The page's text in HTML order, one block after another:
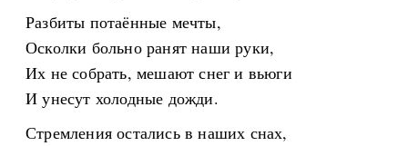
Разбиты потаённые мечты,
Осколки больно ранят наши руки,
Их не собрать, мешают снег и вьюги
И унесут холодные дожди.
Стремления остались в наших снах,